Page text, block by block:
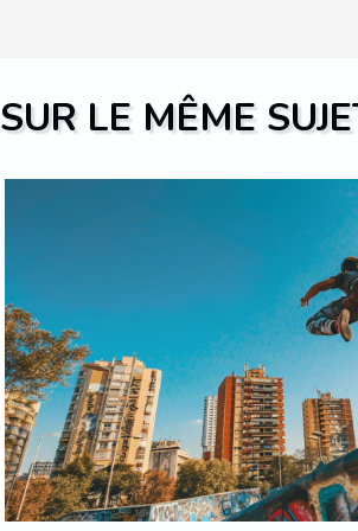
SUR LE MÊME